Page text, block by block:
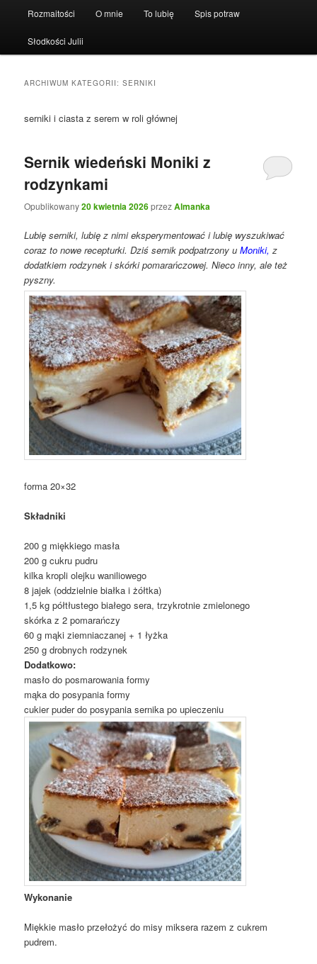
Rozmaitości O mnie To lubię Spis potraw
Słodkości Julii
ARCHIWUM KATEGORII:SERNIKI
serniki i ciasta z serem w roli głównej
Sernik wiedeński Moniki z
rodzynkami
Opublikowany20 kwietnia 2026przezAlmanka
Lubię serniki, lubię z nimi eksperymentować i lubię wyszukiwać
coraz to nowe recepturki. Dziś sernik podpatrzony uMoniki, z
dodatkiem rodzynek i skórki pomarańczowej. Nieco inny, ale też
pyszny.
forma 20×32
Składniki
200 g miękkiego masła
200 g cukru pudru
kilka kropli olejku waniliowego
8 jajek (oddzielnie białka i żółtka)
1,5 kg półtłustego białego sera, trzykrotnie zmielonego
skórka z 2 pomarańczy
60 g mąki ziemniaczanej + 1 łyżka
250 g drobnych rodzynek
Dodatkowo:
masło do posmarowania formy
mąka do posypania formy
cukier puder do posypania sernika po upieczeniu
Wykonanie
Miękkie masło przełożyć do misy miksera razem z cukrem
pudrem.